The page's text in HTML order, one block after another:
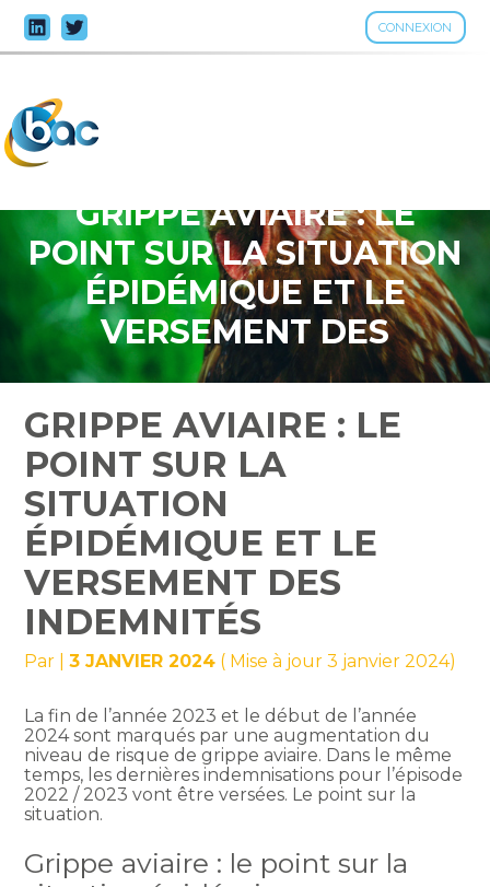
CONNEXION
Aller
au
GRIPPE AVIAIRE : LE
POINT SUR LA SITUATION
ÉPIDÉMIQUE ET LE
VERSEMENT DES
INDEMNITÉS
GRIPPE AVIAIRE : LE
POINT SUR LA
SITUATION
ÉPIDÉMIQUE ET LE
VERSEMENT DES
INDEMNITÉS
Par |3 JANVIER 2024 ( Mise à jour 3 janvier 2024)
La fin de l’année 2023 et le début de l’année
2024 sont marqués par une augmentation du
niveau de risque de grippe aviaire. Dans le même
temps, les dernières indemnisations pour l’épisode
2022 / 2023 vont être versées. Le point sur la
situation.
Grippe aviaire : le point sur la